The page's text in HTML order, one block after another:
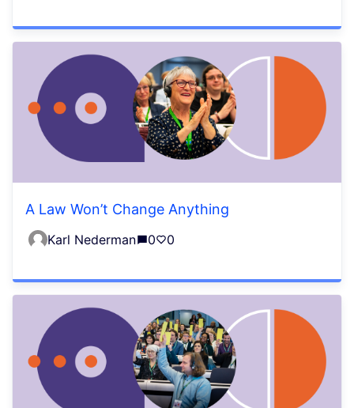
A Law Won’t Change Anything
Karl Nederman 0 0